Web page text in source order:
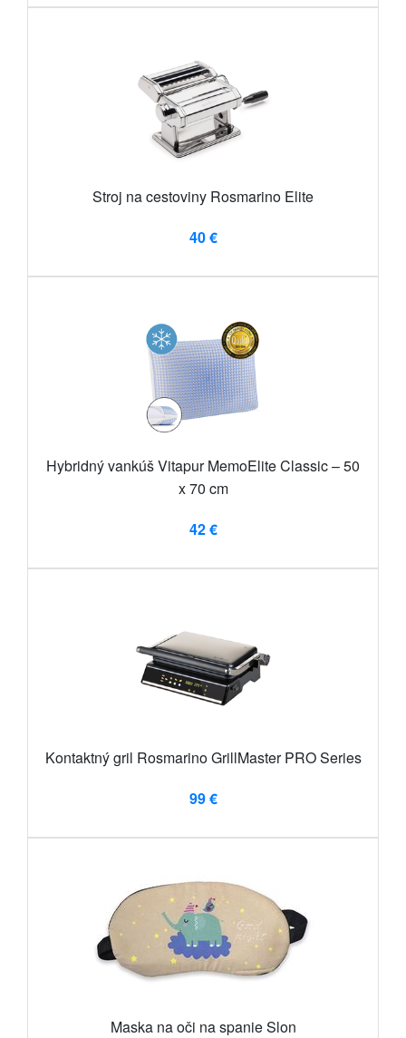
Stroj na cestoviny Rosmarino Elite
40 €
Hybridný vankúš Vitapur MemoElite Classic – 50
x 70 cm
42 €
Kontaktný gril Rosmarino GrillMaster PRO Series
99 €
Maska na oči na spanie Slon